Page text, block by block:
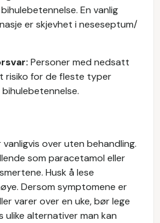
En vanlig
er skjevhet i neseseptum/
Personer med nedsatt
risiko for de fleste typer
over uten behandling.
som paracetamol eller
Husk å lese
Dersom symptomene er
varer over en uke, bør lege
ulike alternativer man kan